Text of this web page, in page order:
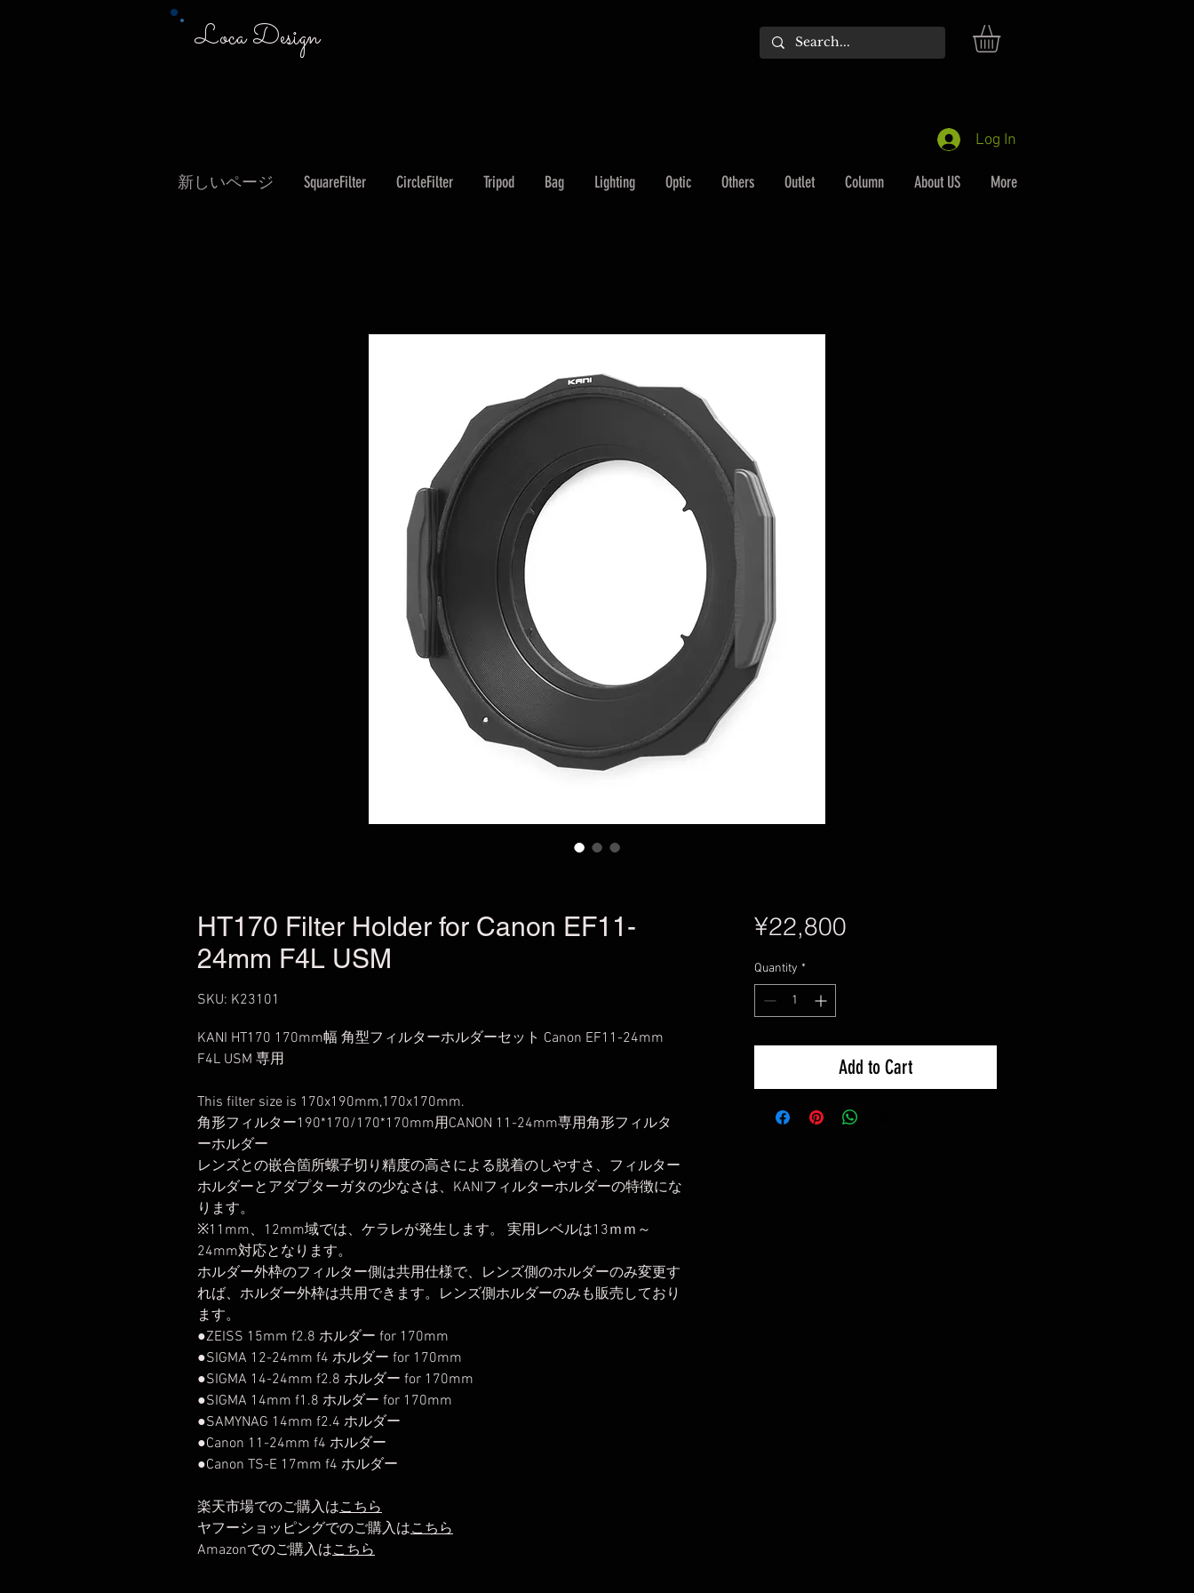
Loca Design
Log In
新しいページ SquareFilter CircleFilter Tripod Bag Lighting Optic Others Outlet Column About US More
HT170 Filter Holder for Canon EF11-
24mm F4L USM
SKU: K23101
KANI HT170 170mm幅 角型フィルターホルダーセット Canon EF11-24mm
F4L USM 専用
This filter size is 170x190mm,170x170mm.
角形フィルター190*170/170*170mm用CANON 11-24mm専用角形フィルタ
ーホルダー
レンズとの嵌合箇所螺子切り精度の高さによる脱着のしやすさ、フィルター
ホルダーとアダプターガタの少なさは、KANIフィルターホルダーの特徴にな
ります。
※11mm、12mm域では、ケラレが発生します。 実用レベルは13ｍｍ～
24mm対応となります。
ホルダー外枠のフィルター側は共用仕様で、レンズ側のホルダーのみ変更す
れば、ホルダー外枠は共用できます。レンズ側ホルダーのみも販売しており
ます。
●ZEISS 15mm f2.8 ホルダー for 170mm
●SIGMA 12-24mm f4 ホルダー for 170mm
●SIGMA 14-24mm f2.8 ホルダー for 170mm
●SIGMA 14mm f1.8 ホルダー for 170mm
●SAMYNAG 14mm f2.4 ホルダー
●Canon 11-24mm f4 ホルダー
●Canon TS-E 17mm f4 ホルダー
楽天市場でのご購入はこちら
ヤフーショッピングでのご購入はこちら
Amazonでのご購入はこちら
¥22,800Price
Quantity *
Add to Cart